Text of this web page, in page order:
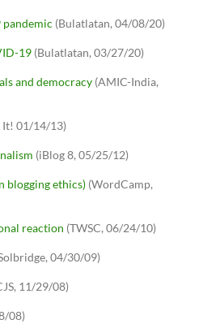
(Bulatlatan, 04/08/20)
19 (Bulatlatan, 03/27/20)
and democracy (AMIC-India,
It! 01/14/13)
(iBlog 8, 05/25/12)
blogging ethics) (WordCamp,
reaction (TWSC, 06/24/10)
04/30/09)
11/29/08)
08)